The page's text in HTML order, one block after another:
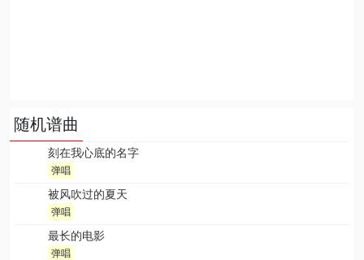
随机谱曲
刻在我心底的名字
弹唱
被风吹过的夏天
弹唱
最长的电影
弹唱